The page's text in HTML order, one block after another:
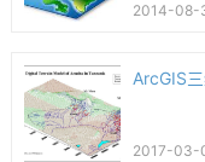
2014-08-
ArcGIS
2017-03-